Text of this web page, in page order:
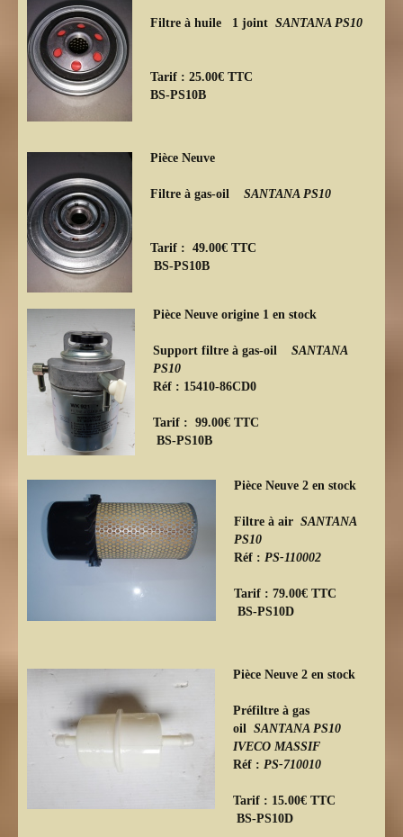
Filtre à huile 1 joint SANTANA PS10
Tarif : 25.00€ TTC
BS-PS10B
Pièce Neuve
Filtre à gas-oil SANTANA PS10
Tarif : 49.00€ TTC
BS-PS10B
Pièce Neuve origine 1 en stock
Support filtre à gas-oil SANTANA
PS10
Réf : 15410-86CD0
Tarif : 99.00€ TTC
BS-PS10B
Pièce Neuve 2 en stock
Filtre à air SANTANA
PS10
Réf : PS-110002
Tarif : 79.00€ TTC
BS-PS10D
Pièce Neuve 2 en stock
Préfiltre à gas
oil SANTANA PS10
IVECO MASSIF
Réf : PS-710010
Tarif : 15.00€ TTC
BS-PS10D